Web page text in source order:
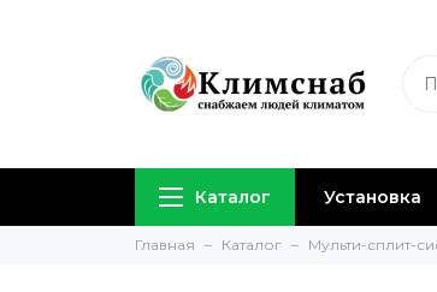
Каталог Установка
Главная Каталог Мульти-сплит-